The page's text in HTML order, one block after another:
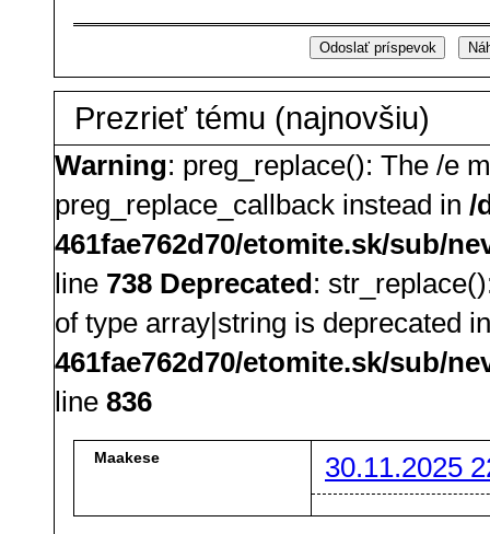
Prezrieť tému (najnovšiu)
Warning: preg_replace(): The /e
preg_replace_callback instead in /
461fae762d70/etomite.sk/sub/
line 738 Deprecated:
of type array|string is deprecated
461fae762d70/etomite.sk/sub/
line 836
Maakese 30.11.2025